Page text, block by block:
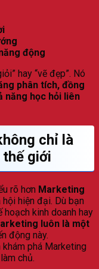
động
hay “vẽ đẹp”. Nó
phân tích, đồng
năng học hỏi liên
chỉ là
thế giới
rõ hơn Marketing
hiện đại. Dù bạn
kinh doanh hay
luôn là một
động này.
phá Marketing
chủ.